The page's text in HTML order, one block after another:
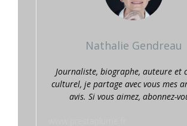
Nathalie Gendreau
Journaliste, biographe, auteure et
culturel, je partage avec vous mes
avis. Si vous aimez, abonnez-